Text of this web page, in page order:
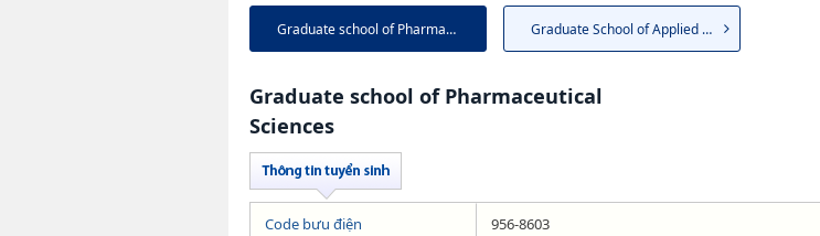
Graduate school of Pharmaceut... Graduate School of Applied Li...
Graduate school of Pharmaceutical
Sciences
Code bưu điện 956-8603